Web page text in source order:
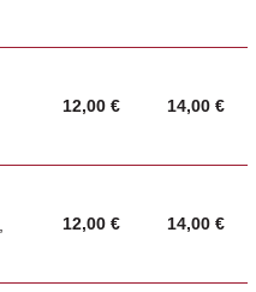
12,00 € 14,00 €
12,00 € 14,00 €